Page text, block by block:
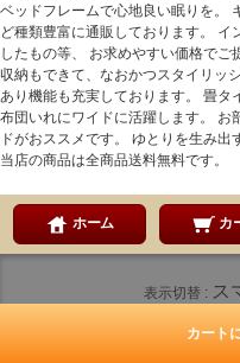
カート
ベッドフレームで心地良い眠りを。
ど種類豊富に通販しております。
したもの等、 お求めやすい価格で
収納もできて、なおかつスタイリッ
あり機能も充実しております。 畳タ
布団いれにワイドに活躍します。 お
ドがおススメです。 ゆとりを生み出
当店の商品は全商品送料無料です。
ホーム カ
表示切替 : ス
CopyRight (C) 2008-2026